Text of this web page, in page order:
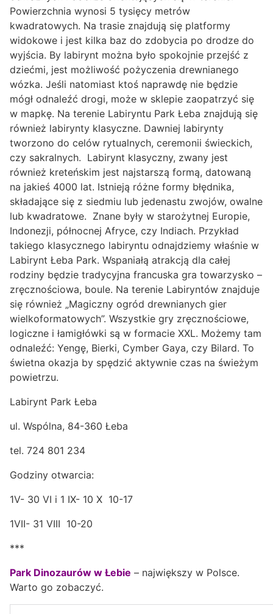
Powierzchnia wynosi 5 tysięcy metrów
kwadratowych. Na trasie znajdują się platformy
widokowe i jest kilka baz do zdobycia po drodze do
wyjścia. By labirynt można było spokojnie przejść z
dziećmi, jest możliwość pożyczenia drewnianego
wózka. Jeśli natomiast ktoś naprawdę nie będzie
mógł odnaleźć drogi, może w sklepie zaopatrzyć się
w mapkę. Na terenie Labiryntu Park Łeba znajdują się
również labirynty klasyczne. Dawniej labirynty
tworzono do celów rytualnych, ceremonii świeckich,
czy sakralnych. Labirynt klasyczny, zwany jest
również kreteńskim jest najstarszą formą, datowaną
na jakieś 4000 lat. Istnieją różne formy błędnika,
składające się z siedmiu lub jedenastu zwojów, owalne
lub kwadratowe. Znane były w starożytnej Europie,
Indonezji, północnej Afryce, czy Indiach. Przykład
takiego klasycznego labiryntu odnajdziemy właśnie w
Labirynt Łeba Park. Wspaniałą atrakcją dla całej
rodziny będzie tradycyjna francuska gra towarzysko –
zręcznościowa, boule. Na terenie Labiryntów znajduje
się również „Magiczny ogród drewnianych gier
wielkoformatowych”. Wszystkie gry zręcznościowe,
logiczne i łamigłówki są w formacie XXL. Możemy tam
odnaleźć: Yengę, Bierki, Cymber Gaya, czy Bilard. To
świetna okazja by spędzić aktywnie czas na świeżym
powietrzu.
Labirynt Park Łeba
ul. Wspólna, 84-360 Łeba
tel. 724 801 234
Godziny otwarcia:
1V- 30 VI i 1 IX- 10 X 10-17
1VII- 31 VIII 10-20
***
Park Dinozaurów w Łebie – największy w Polsce.
Warto go zobaczyć.